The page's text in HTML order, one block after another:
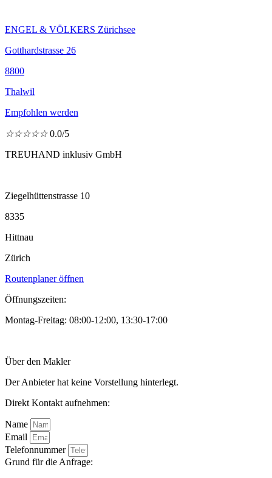
ENGEL & VÖLKERS Zürichsee
Gotthardstrasse 26
8800
Thalwil
Empfohlen werden
☆☆☆☆☆ 0.0/5
TREUHAND inklusiv GmbH
Ziegelhüttenstrasse 10
8335
Hittnau
Zürich
Routenplaner öffnen
Öffnungszeiten:
Montag-Freitag: 08:00-12:00, 13:30-17:00
Über den Makler
Der Anbieter hat keine Vorstellung hinterlegt.
Direkt Kontakt aufnehmen:
Name
Email
Telefonnummer
Grund für die Anfrage: